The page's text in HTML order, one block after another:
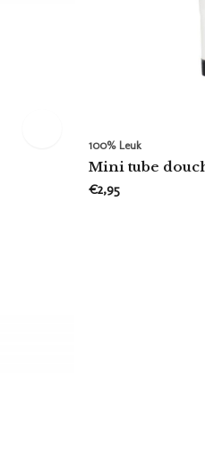
100% Leuk
Mini tube
€2,95